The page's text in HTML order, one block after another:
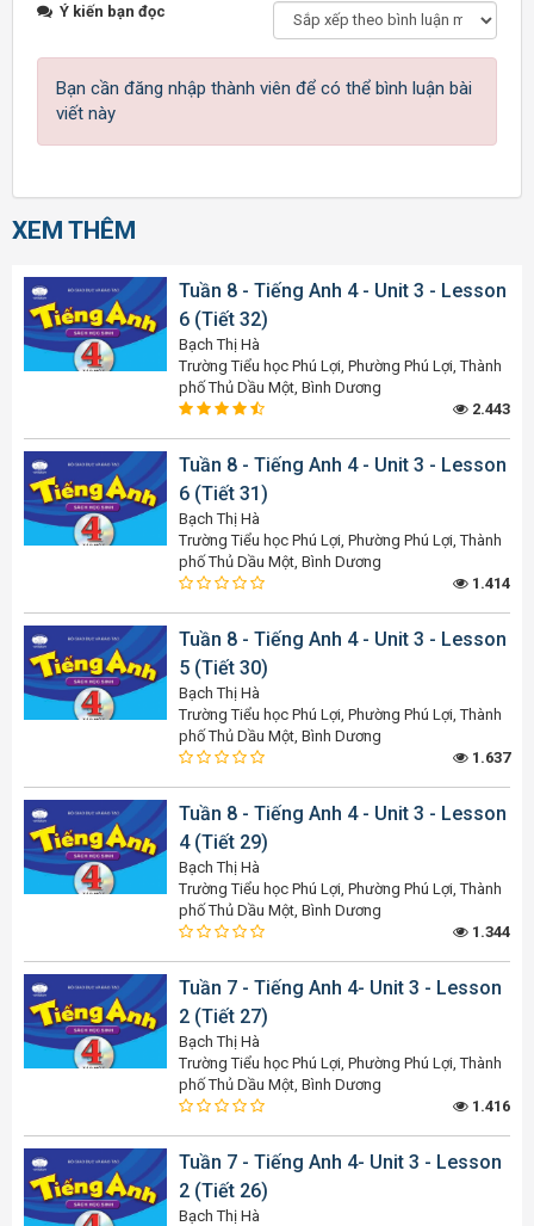
Ý kiến bạn đọc
Bạn cần đăng nhập thành viên để có thể bình luận bài
viết này
XEM THÊM
Tuần 8 - Tiếng Anh 4 - Unit 3 - Lesson
6 (Tiết 32)
Bạch Thị Hà
Trường Tiểu học Phú Lợi, Phường Phú Lợi, Thành
phố Thủ Dầu Một, Bình Dương
2.443
Tuần 8 - Tiếng Anh 4 - Unit 3 - Lesson
6 (Tiết 31)
Bạch Thị Hà
Trường Tiểu học Phú Lợi, Phường Phú Lợi, Thành
phố Thủ Dầu Một, Bình Dương
1.414
Tuần 8 - Tiếng Anh 4 - Unit 3 - Lesson
5 (Tiết 30)
Bạch Thị Hà
Trường Tiểu học Phú Lợi, Phường Phú Lợi, Thành
phố Thủ Dầu Một, Bình Dương
1.637
Tuần 8 - Tiếng Anh 4 - Unit 3 - Lesson
4 (Tiết 29)
Bạch Thị Hà
Trường Tiểu học Phú Lợi, Phường Phú Lợi, Thành
phố Thủ Dầu Một, Bình Dương
1.344
Tuần 7 - Tiếng Anh 4- Unit 3 - Lesson
2 (Tiết 27)
Bạch Thị Hà
Trường Tiểu học Phú Lợi, Phường Phú Lợi, Thành
phố Thủ Dầu Một, Bình Dương
1.416
Tuần 7 - Tiếng Anh 4- Unit 3 - Lesson
2 (Tiết 26)
Bạch Thị Hà